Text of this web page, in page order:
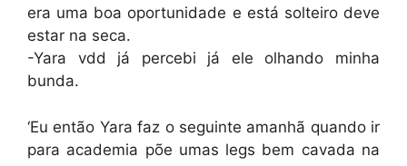
era uma boa oportunidade e está solteiro deve
estar na seca.
-Yara vdd já percebi já ele olhando minha
bunda.
‘Eu então Yara faz o seguinte amanhã quando ir
para academia põe umas legs bem cavada na